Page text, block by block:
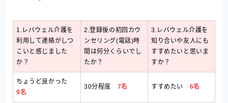
1.レバウェル介護を
利用して連絡がしつ
こいと感じました
か？
2.登録後の初回カウ
ンセリング(電話)時
間は何分くらいでし
たか？
3.レバウェル介護を
知り合いや友人にも
すすめたいと思いま
すか？
ちょうど良かった
9名
30分程度 7名 すすめたい 6名